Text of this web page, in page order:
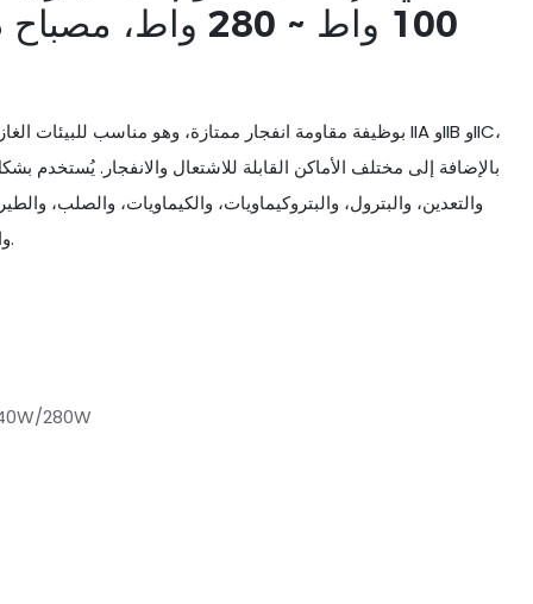
100 واط ~ 280
بالإضافة إلى مختلف الأماكن القابلة للاشتعال والانفجار. يُستخدم
والتعدين، والبترول، والبتروكيماويات، والكيماويات، والصلب،
والمحطات والمنشآت الكبيرة والأماكن العامة وغيرها.
280W